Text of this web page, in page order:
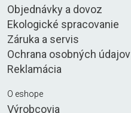
Objednávky a dovoz
Ekologické spracovanie
Záruka a servis
Ochrana osobných údajov
Reklamácia
O eshope
Výrobcovia